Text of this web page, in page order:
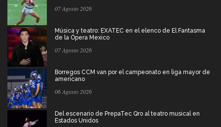
07 Agosto 2026
Música y teatro: EXATEC en el elenco de El Fantasma
de la Ópera Mexico
07 Agosto 2026
Borregos CCM van por el campeonato en liga mayor de
americano
06 Agosto 2026
Del escenario de PrepaTec Qro al teatro musical en
Estados Unidos